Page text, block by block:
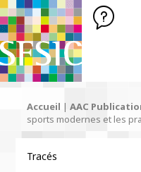
SFSIC Société Française
Société
de
Accueil | AAC
sports modernes et les
Tracés